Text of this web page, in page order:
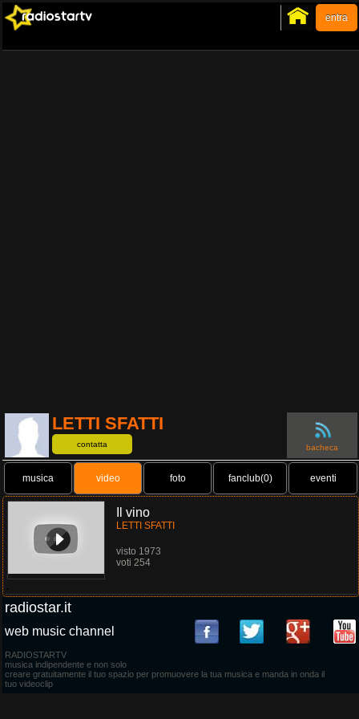
entra
LETTI SFATTI
contatta bacheca
musica video foto fanclub(0) eventi
Il vino
LETTI SFATTI
visto 1973
voti 254
radiostar.it
web music channel
RADIOSTARTV
musica indipendente e non solo
creare gratuitamente il tuo spazio per promuovere la tua musica e manda in onda il
tuo videoclip